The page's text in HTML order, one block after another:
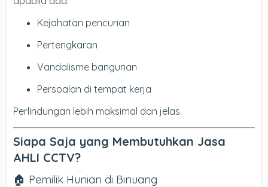
Kejahatan pencurian
Pertengkaran
Vandalisme bangunan
Persoalan di tempat kerja
Perlindungan lebih maksimal dan jelas.
Siapa Saja yang Membutuhkan Jasa
AHLI CCTV?
🏠 Pemilik Hunian di Binuang